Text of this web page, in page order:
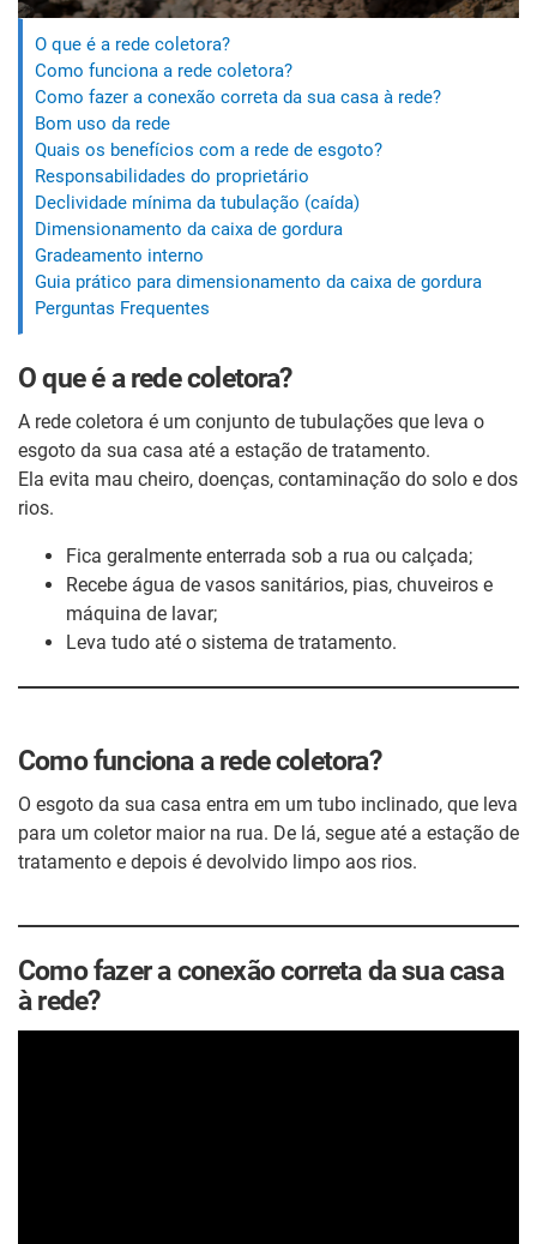
O que é a rede coletora?
Como funciona a rede coletora?
Como fazer a conexão correta da sua casa à rede?
Bom uso da rede
Quais os benefícios com a rede de esgoto?
Responsabilidades do proprietário
Declividade mínima da tubulação (caída)
Dimensionamento da caixa de gordura
Gradeamento interno
Guia prático para dimensionamento da caixa de gordura
Perguntas Frequentes
O que é a rede coletora?
A rede coletora é um conjunto de tubulações que leva o
esgoto da sua casa até a estação de tratamento.
Ela evita mau cheiro, doenças, contaminação do solo e dos
rios.
Fica geralmente enterrada sob a rua ou calçada;
Recebe água de vasos sanitários, pias, chuveiros e
máquina de lavar;
Leva tudo até o sistema de tratamento.
Como funciona a rede coletora?
O esgoto da sua casa entra em um tubo inclinado, que leva
para um coletor maior na rua. De lá, segue até a estação de
tratamento e depois é devolvido limpo aos rios.
Como fazer a conexão correta da sua casa
à rede?